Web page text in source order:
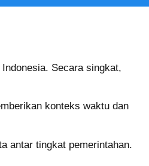
Secara singkat,
konteks waktu dan
antar tingkat pemerintahan.